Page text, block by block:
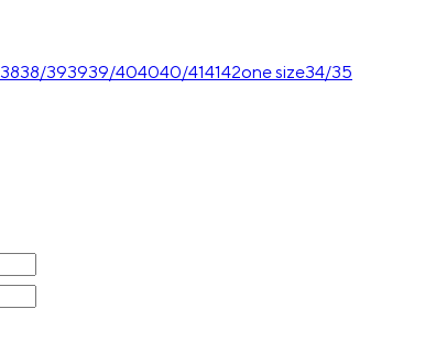
3838/393939/404040/414142one size34/35